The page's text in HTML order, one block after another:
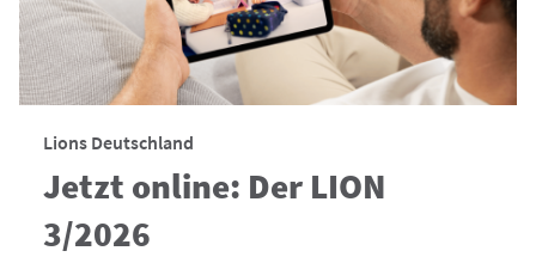
Lions Deutschland
Jetzt online: Der LION
3/2026